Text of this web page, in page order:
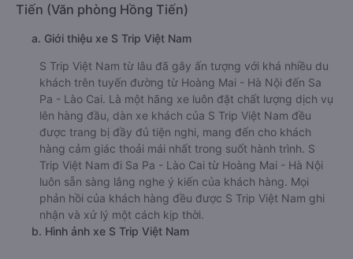
Tiến (Văn phòng Hồng Tiến)
a. Giới thiệu xe S Trip Việt Nam
S Trip Việt Nam từ lâu đã gây ấn tượng với khá nhiều du
khách trên tuyến đường từ Hoàng Mai - Hà Nội đến Sa
Pa - Lào Cai. Là một hãng xe luôn đặt chất lượng dịch vụ
lên hàng đầu, dàn xe khách của S Trip Việt Nam đều
được trang bị đầy đủ tiện nghi, mang đến cho khách
hàng cảm giác thoải mái nhất trong suốt hành trình. S
Trip Việt Nam đi Sa Pa - Lào Cai từ Hoàng Mai - Hà Nội
luôn sẵn sàng lắng nghe ý kiến của khách hàng. Mọi
phản hồi của khách hàng đều được S Trip Việt Nam ghi
nhận và xử lý một cách kịp thời.
b. Hình ảnh xe S Trip Việt Nam